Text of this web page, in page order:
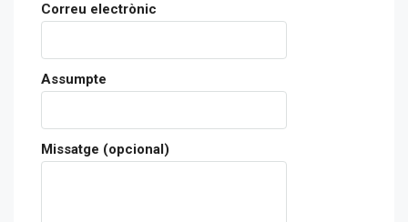
Correu electrònic
Assumpte
Missatge (opcional)